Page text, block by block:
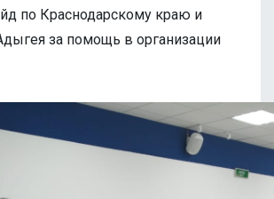
по Краснодарскому краю и
за помощь в организации